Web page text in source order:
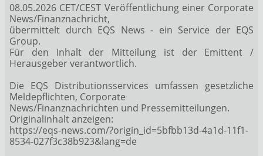
08.05.2026 CET/CEST Veröffentlichung einer Corporate
News/Finanznachricht,
übermittelt durch EQS News - ein Service der EQS
Group.
Für den Inhalt der Mitteilung ist der Emittent /
Herausgeber verantwortlich.
Die EQS Distributionsservices umfassen gesetzliche
Meldepflichten, Corporate
News/Finanznachrichten und Pressemitteilungen.
Originalinhalt anzeigen:
https://eqs-news.com/?origin_id=5bfbb13d-4a1d-11f1-
8534-027f3c38b923&lang=de